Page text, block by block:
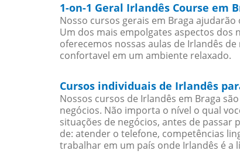
1-on-1 Geral Irlandês Course em
Nosso cursos gerais em Braga
Um dos mais empolgates aspectos dos
oferecemos nossas aulas de Irlandês
confortavel em um ambiente relaxado.
Cursos individuais de Irlandês
Nossos cursos de Irlandês em Braga
negócios. Não importa o nível o qual
situações de negócios, antes de
de: atender o telefone, competências
trabalhar em um país onde Irlandês é a